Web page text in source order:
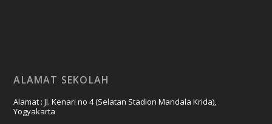
ALAMAT SEKOLAH
Alamat : Jl. Kenari no 4 (Selatan Stadion Mandala Krida),
Yogyakarta